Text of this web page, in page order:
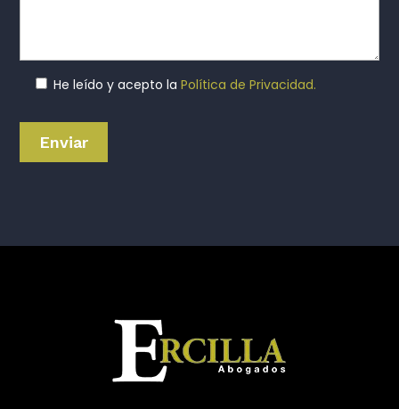
He leído y acepto laPolítica de Privacidad.